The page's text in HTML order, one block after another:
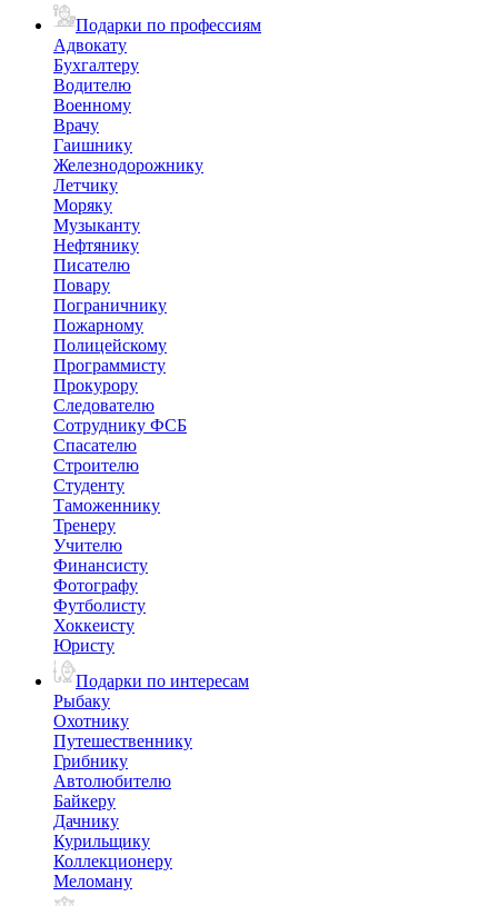
Подарки по профессиям
Адвокату
Бухгалтеру
Водителю
Военному
Врачу
Гаишнику
Железнодорожнику
Летчику
Моряку
Музыканту
Нефтянику
Писателю
Повару
Пограничнику
Пожарному
Полицейскому
Программисту
Прокурору
Следователю
Сотруднику ФСБ
Спасателю
Строителю
Студенту
Таможеннику
Тренеру
Учителю
Финансисту
Фотографу
Футболисту
Хоккеисту
Юристу
Подарки по интересам
Рыбаку
Охотнику
Путешественнику
Грибнику
Автолюбителю
Байкеру
Дачнику
Курильщику
Коллекционеру
Меломану